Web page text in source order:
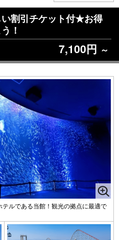
い割引チケット付★お得
！
7,100円 ～
ルである当館！観光の拠点に最適で